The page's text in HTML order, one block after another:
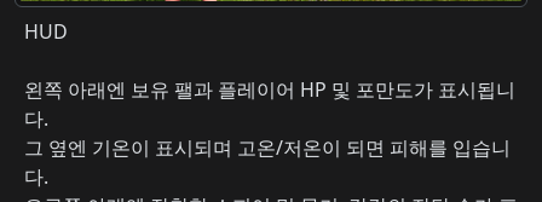
HUD
왼쪽 아래엔 보유 팰과 플레이어 HP 및 포만도가 표시됩니
다.
그 옆엔 기온이 표시되며 고온/저온이 되면 피해를 입습니
다.